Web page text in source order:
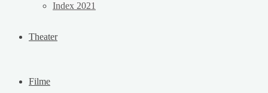
Index 2021
Theater
Filme